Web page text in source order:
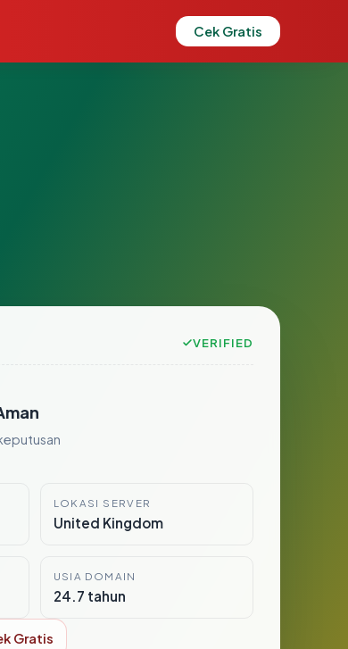
Cek Gratis
VERIFIED
LOKASI SERVER
United Kingdom
USIA DOMAIN
24.7 tahun
Gratis